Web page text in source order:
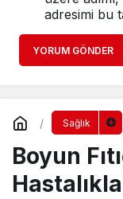
adresimi bu
YORUM GÖNDER
Sağlık
Boyun